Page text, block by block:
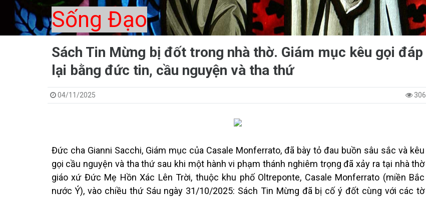
Sống Đạo
Sách Tin Mừng bị đốt trong nhà thờ. Giám mục kêu gọi đáp
lại bằng đức tin, cầu nguyện và tha thứ
04/11/2025 306
Đức cha Gianni Sacchi, Giám mục của Casale Monferrato, đã bày tỏ đau buồn sâu sắc và kêu
gọi cầu nguyện và tha thứ sau khi một hành vi phạm thánh nghiêm trọng đã xảy ra tại nhà thờ
giáo xứ Đức Mẹ Hồn Xác Lên Trời, thuộc khu phố Oltreponte, Casale Monferrato (miền Bắc
nước Ý), vào chiều thứ Sáu ngày 31/10/2025: Sách Tin Mừng đã bị cố ý đốt cùng với các tờ